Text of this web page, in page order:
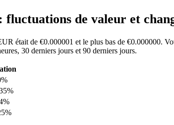
fluctuations de valeur et
était de €0.000001 et le plus bas de €0.000000.
30 derniers jours et 90 derniers jours.